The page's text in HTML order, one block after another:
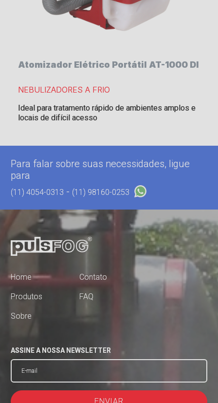
Atomizador Elétrico Portátil AT-1000 DI
NEBULIZADORES A FRIO
Ideal para tratamento rápido de ambientes amplos e
locais de difícil acesso
Para falar sobre suas necessidades, ligue
para
(11) 4054-0313 - (11) 98160-0253
Home
Produtos
Sobre
Contato
FAQ
ASSINE A NOSSA NEWSLETTER